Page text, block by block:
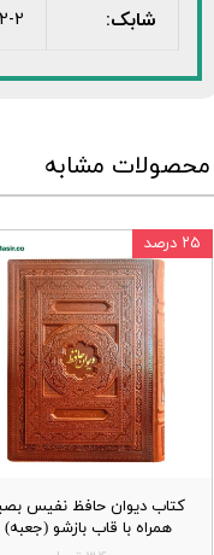
شابک: 2
محصولات مشابه
کتاب دیوان حافظ نفیس
همراه با قاب بازشو (جعبه)
۲۵ درصد